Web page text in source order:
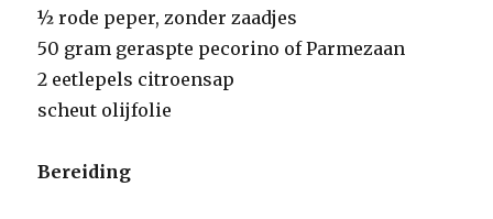
½ rode peper, zonder zaadjes
50 gram geraspte pecorino of Parmezaan
2 eetlepels citroensap
scheut olijfolie
Bereiding